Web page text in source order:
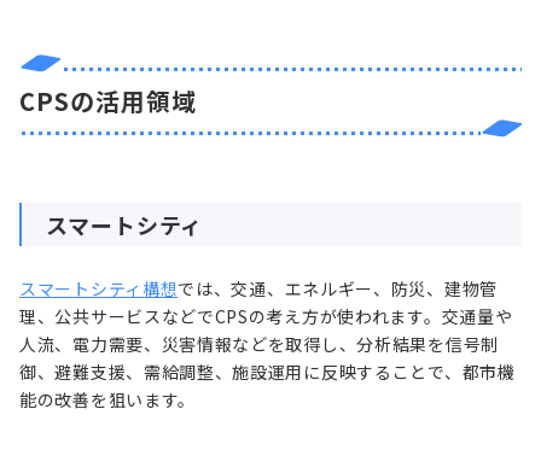
CPSの活用領域
スマートシティ
スマートシティ構想では、交通、エネルギー、防災、建物管
理、公共サービスなどでCPSの考え方が使われます。交通量や
人流、電力需要、災害情報などを取得し、分析結果を信号制
御、避難支援、需給調整、施設運用に反映することで、都市機
能の改善を狙います。